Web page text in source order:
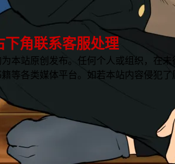
下角联系客服处理
本站原创发布。任何个人或组织，在
等各类媒体平台。如若本站内容侵犯